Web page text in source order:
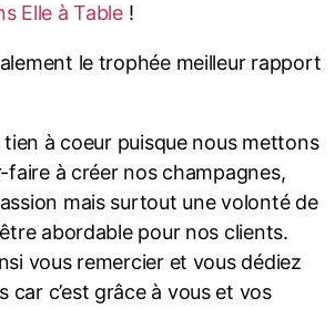
Elle à Table!
le trophée meilleur rapport
à coeur puisque nous mettons
à créer nos champagnes,
mais surtout une volonté de
abordable pour nos clients.
vous remercier et vous dédiez
car c’est grâce à vous et vos